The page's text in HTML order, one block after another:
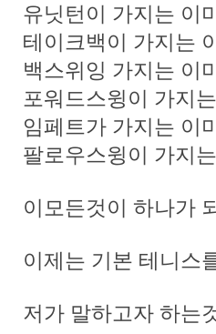
유닛턴이 가지는 이
테이크백이 가지는
백스위잉 가지는 이
포워드스윙이 가지
임페트가 가지는 이
팔로우스윙이 가지
이모든것이 하나가
이제는 기본 테니스
저가 말하고자 하는